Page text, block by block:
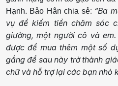
Hạnh. Bảo Hân chia sẻ: “Ba
vụ để kiếm tiền chăm sóc
giường, một người cô và
được để mua thêm một số
gắng để sau này trở thành
chữ và hỗ trợ lại các bạn nhỏ